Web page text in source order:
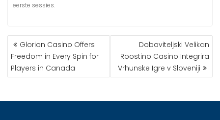
eerste sessies.
Glorion Casino Offers
Freedom in Every Spin for
Players in Canada
Dobaviteljski Velikan
Roostino Casino Integrira
Vrhunske Igre v Sloveniji